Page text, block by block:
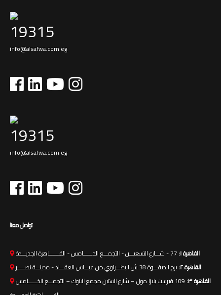
19315
info@alsafwa.com.eg
19315
info@alsafwa.com.eg
تواصل معنا
القاهرة ١:
القاهرة ٢:
برج الصفـــوة 38 ش البطـــراوي من عبـــاس العقـــاد - مدينـــة نصـــــر
القاهرة ٣:
109 فيرست بلازا مول – شارع الستين مجمع البنوك – التجمـــع الخــــــامس